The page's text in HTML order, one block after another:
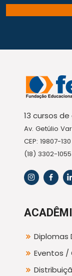
13 cursos
Av. Getúlio
CEP: 19807-130
(18) 3302-1055
Diplomas
Eventos /